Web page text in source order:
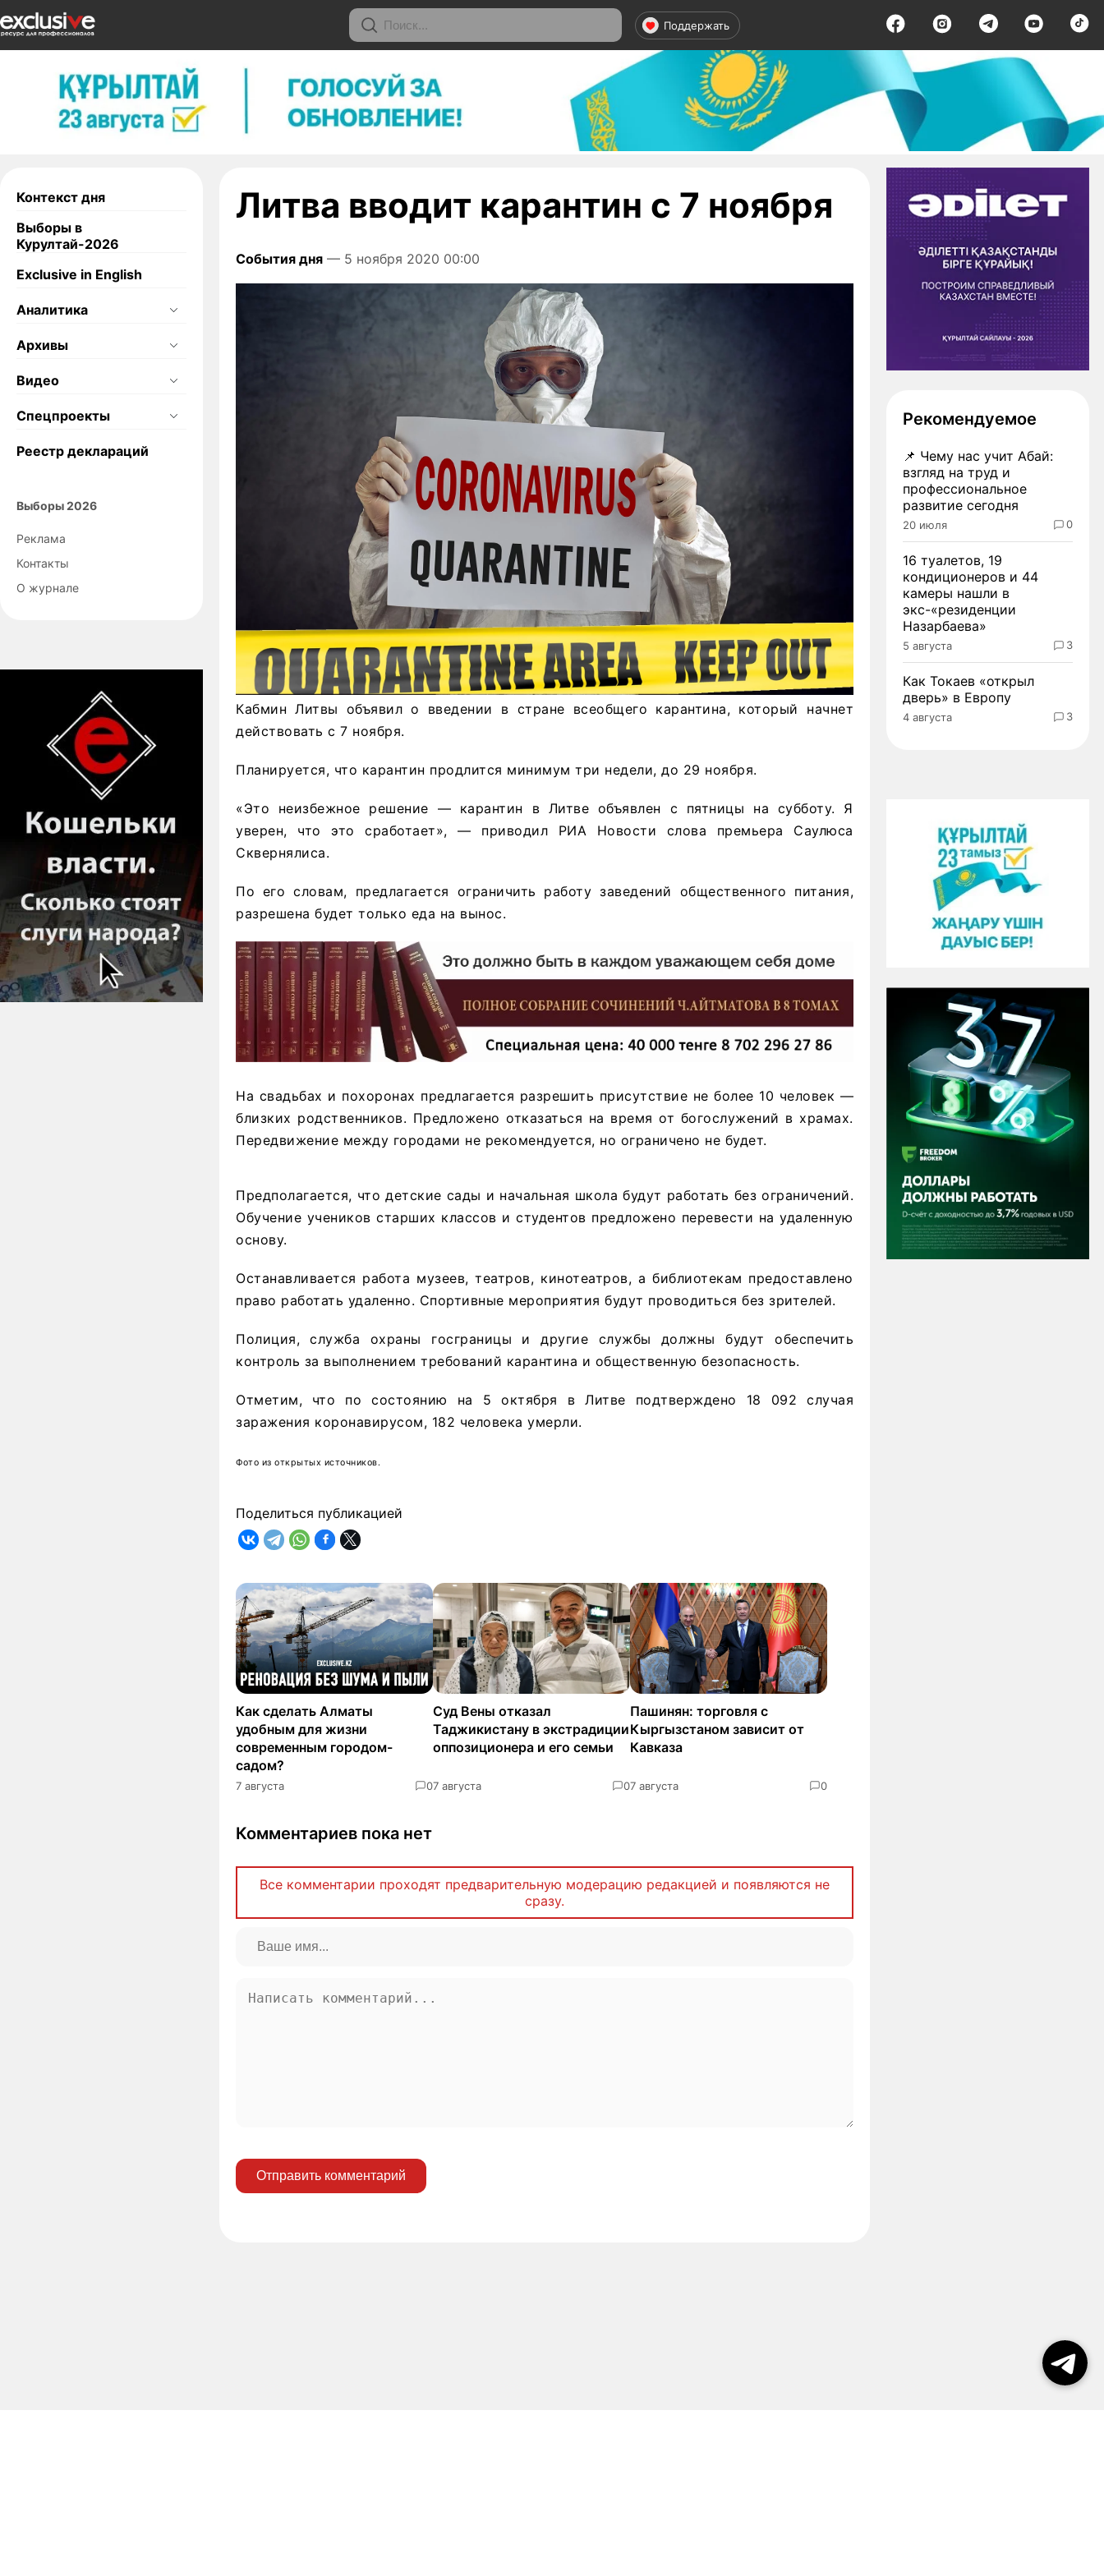
Поддержать
Контекст дня
Выборы в
Курултай-2026
Exclusive in English
Аналитика
Архивы
Видео
Спецпроекты
Реестр деклараций
Выборы 2026
Реклама
Контакты
О журнале
Литва вводит карантин с 7 ноября
События дня — 5 ноября 2020 00:00
Кабмин Литвы объявил о введении в стране всеобщего карантина, который начнет
действовать с 7 ноября.
Планируется, что карантин продлится минимум три недели, до 29 ноября.
«Это неизбежное решение — карантин в Литве объявлен с пятницы на субботу. Я
уверен, что это сработает», — приводил РИА Новости слова премьера Саулюса
Сквернялиса.
По его словам, предлагается ограничить работу заведений общественного питания,
разрешена будет только еда на вынос.
На свадьбах и похоронах предлагается разрешить присутствие не более 10 человек —
близких родственников. Предложено отказаться на время от богослужений в храмах.
Передвижение между городами не рекомендуется, но ограничено не будет.
Предполагается, что детские сады и начальная школа будут работать без ограничений.
Обучение учеников старших классов и студентов предложено перевести на удаленную
основу.
Останавливается работа музеев, театров, кинотеатров, а библиотекам предоставлено
право работать удаленно. Спортивные мероприятия будут проводиться без зрителей.
Полиция, служба охраны госграницы и другие службы должны будут обеспечить
контроль за выполнением требований карантина и общественную безопасность.
Отметим, что по состоянию на 5 октября в Литве подтверждено 18 092 случая
заражения коронавирусом, 182 человека умерли.
Фото из открытых источников.
Поделиться публикацией
Как сделать Алматы
удобным для жизни
современным городом-
садом?
7 августа 0
Суд Вены отказал
Таджикистану в экстрадиции
оппозиционера и его семьи
7 августа 0
Пашинян: торговля с
Кыргызстаном зависит от
Кавказа
7 августа 0
Комментариев пока нет
Все комментарии проходят предварительную модерацию редакцией и появляются не
сразу.
Отправить комментарий
Рекомендуемое
📌 Чему нас учит Абай:
взгляд на труд и
профессиональное
развитие сегодня
20 июля 0
16 туалетов, 19
кондиционеров и 44
камеры нашли в
экс-«резиденции
Назарбаева»
5 августа 3
Как Токаев «открыл
дверь» в Европу
4 августа 3